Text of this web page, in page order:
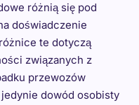
różnią się pod
doświadczenie
te dotyczą
związanych z
przewozów
dowód osobisty